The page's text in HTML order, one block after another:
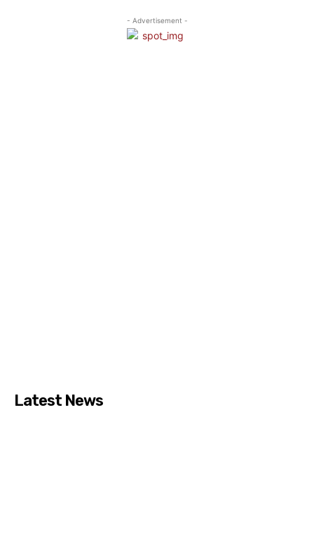
- Advertisement -
Latest News